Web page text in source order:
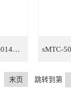
sMTC-0142METCAL烙铁头sMTC-0142,OKI烙铁头sMTC-0142，STTC烙铁头sMTC-014
末页 跳转到第